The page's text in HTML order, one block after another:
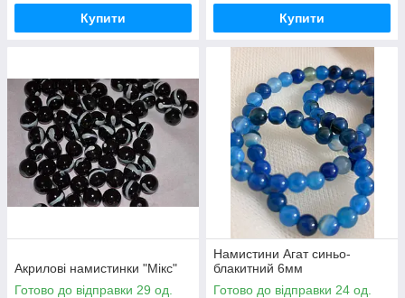
Купити Купити
Акрилові намистинки "Мікс"
Готово до відправки 29 од.
Намистини Агат синьо-
блакитний 6мм
Готово до відправки 24 од.